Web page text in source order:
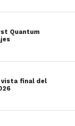
Quantum
vista final del